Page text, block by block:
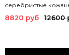
серебристые
DS
8820 руб 12600